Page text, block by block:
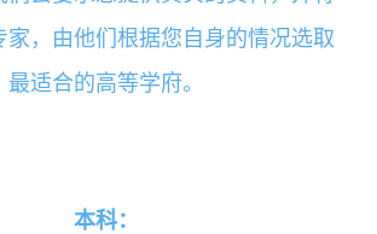
家，由他们根据您自身的情况选取
最适合的高等学府。
本科：